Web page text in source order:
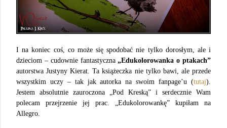
I na koniec coś, co może się spodobać nie tylko dorosłym, ale i
dzieciom – cudownie fantastyczna„Edukolorowanka o ptakach”
autorstwa Justyny Kierat. Ta książeczka nie tylko bawi, ale przede
wszystkim uczy – tak jak autorka na swoim fanpage’u (tutaj).
Jestem absolutnie zauroczona „Pod Kreską” i serdecznie Wam
polecam przejrzenie jej prac. „Edukolorowankę” kupiłam na
Allegro.